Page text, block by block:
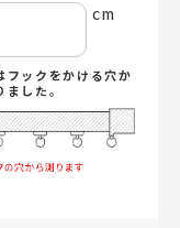
cm
フックをかける穴か
ました。